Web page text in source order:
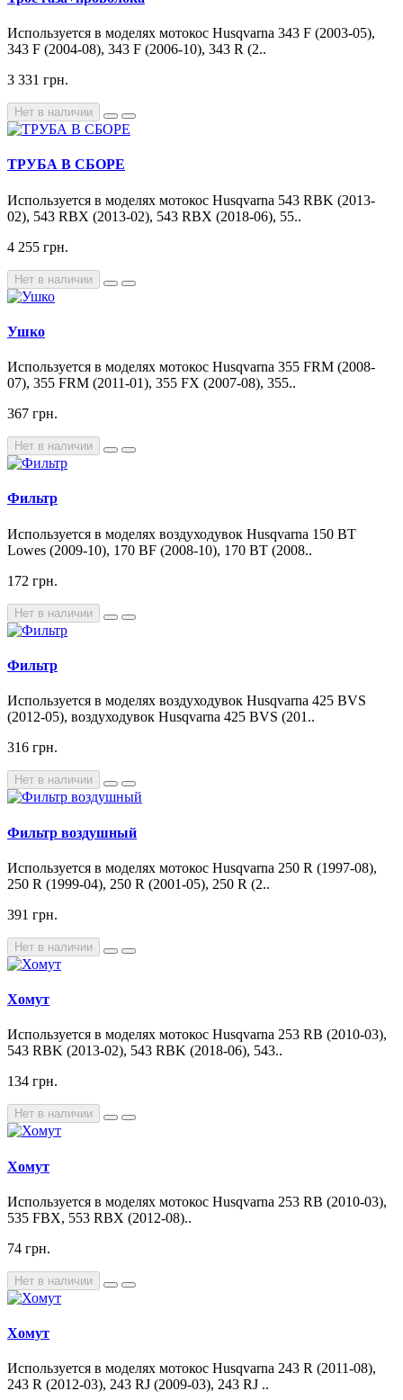
Используется в моделях мотокос Husqvarna 343 F (2003-05),
343 F (2004-08), 343 F (2006-10), 343 R (2..
3 331 грн.
Нет в наличии
ТРУБА В СБОРЕ
Используется в моделях мотокос Husqvarna 543 RBK (2013-
02), 543 RBX (2013-02), 543 RBX (2018-06), 55..
4 255 грн.
Нет в наличии
Ушко
Используется в моделях мотокос Husqvarna 355 FRM (2008-
07), 355 FRM (2011-01), 355 FX (2007-08), 355..
367 грн.
Нет в наличии
Фильтр
Используется в моделях воздуходувок Husqvarna 150 BT
Lowes (2009-10), 170 BF (2008-10), 170 BT (2008..
172 грн.
Нет в наличии
Фильтр
Используется в моделях воздуходувок Husqvarna 425 BVS
(2012-05), воздуходувок Husqvarna 425 BVS (201..
316 грн.
Нет в наличии
Фильтр воздушный
Используется в моделях мотокос Husqvarna 250 R (1997-08),
250 R (1999-04), 250 R (2001-05), 250 R (2..
391 грн.
Нет в наличии
Хомут
Используется в моделях мотокос Husqvarna 253 RB (2010-03),
543 RBK (2013-02), 543 RBK (2018-06), 543..
134 грн.
Нет в наличии
Хомут
Используется в моделях мотокос Husqvarna 253 RB (2010-03),
535 FBX, 553 RBX (2012-08)..
74 грн.
Нет в наличии
Хомут
Используется в моделях мотокос Husqvarna 243 R (2011-08),
243 R (2012-03), 243 RJ (2009-03), 243 RJ ..